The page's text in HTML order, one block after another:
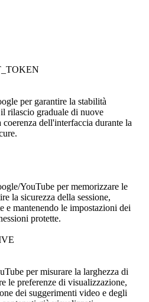
per garantire la stabilità
rilascio graduale di nuove
dell'interfaccia durante la
YouTube per memorizzare le
la sicurezza della sessione,
e mantenendo le impostazioni dei
protette.
per misurare la larghezza di
le preferenze di visualizzazione,
dei suggerimenti video e degli